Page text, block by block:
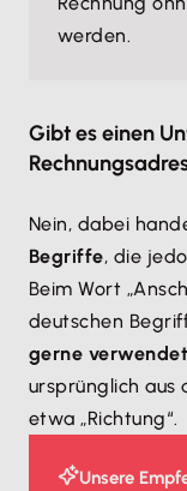
werden.
Gibt es einen
Nein, dabei
Begriffe, die
Beim Wort
deutschen
gerne verwendet
ursprünglich aus
etwa „Richtung“.
Unsere